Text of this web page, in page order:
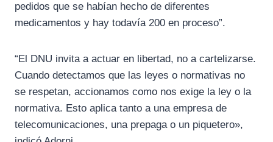
pedidos que se habían hecho de diferentes
medicamentos y hay todavía 200 en proceso”.
“El DNU invita a actuar en libertad, no a cartelizarse.
Cuando detectamos que las leyes o normativas no
se respetan, accionamos como nos exige la ley o la
normativa. Esto aplica tanto a una empresa de
telecomunicaciones, una prepaga o un piquetero»,